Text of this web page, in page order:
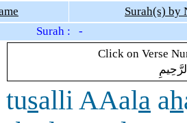
Surah(s) by
Surah : -
Click on Verse
tusalli AAala ah